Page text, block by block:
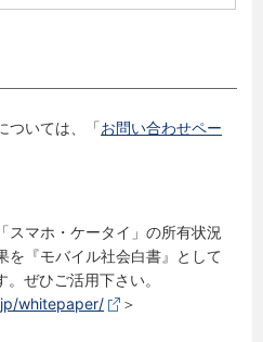
ついては、「お問い合わせペー
スマホ・ケータイ」の所有状況
を『モバイル社会白書』として
ぜひご活用下さい。
whitepaper/ ＞